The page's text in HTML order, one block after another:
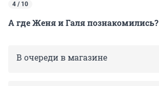
4 / 10
А где Женя и Галя познакомились?
В очереди в магазине